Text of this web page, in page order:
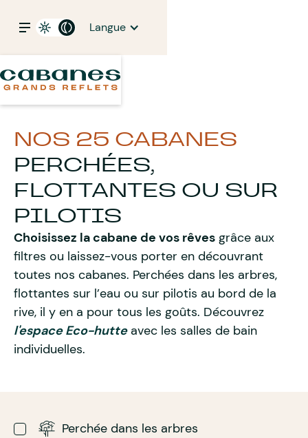
Langue
NOS 25 CABANES
PERCHÉES,
FLOTTANTES OU SUR
PILOTIS
Choisissez la cabane de vos rêves grâce aux
filtres ou laissez-vous porter en découvrant
toutes nos cabanes. Perchées dans les arbres,
flottantes sur l’eau ou sur pilotis au bord de la
rive, il y en a pour tous les goûts. Découvrez
l'espace Eco-hutteavec les salles de bain
individuelles.
Perchée dans les arbres